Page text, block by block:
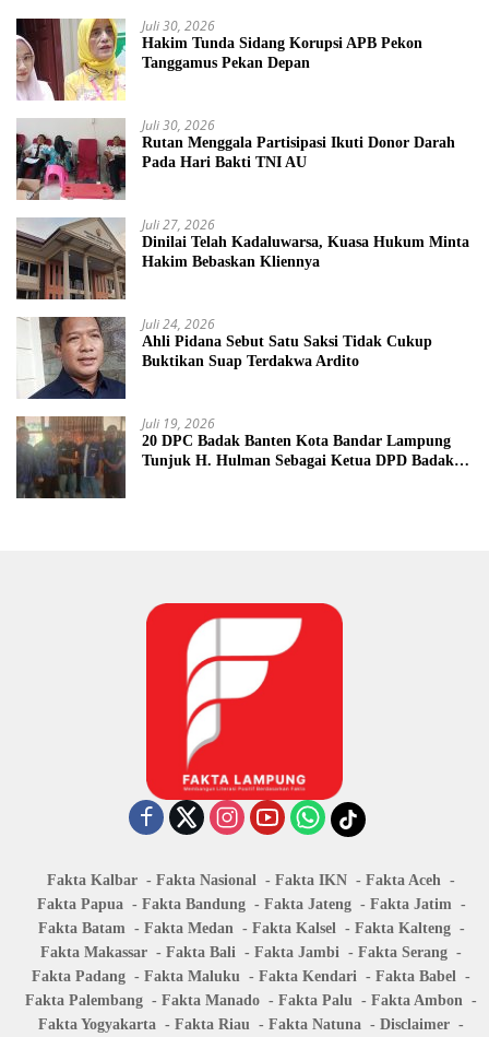
Juli 30, 2026
Hakim Tunda Sidang Korupsi APB Pekon
Tanggamus Pekan Depan
Juli 30, 2026
Rutan Menggala Partisipasi Ikuti Donor Darah
Pada Hari Bakti TNI AU
Juli 27, 2026
Dinilai Telah Kadaluwarsa, Kuasa Hukum Minta
Hakim Bebaskan Kliennya
Juli 24, 2026
Ahli Pidana Sebut Satu Saksi Tidak Cukup
Buktikan Suap Terdakwa Ardito
Juli 19, 2026
20 DPC Badak Banten Kota Bandar Lampung
Tunjuk H. Hulman Sebagai Ketua DPD Badak
Fakta Kalbar Fakta Nasional Fakta IKN
Fakta Aceh
Fakta Papua
Fakta Bandung Fakta Jateng
Fakta Jatim
Fakta Batam
Fakta Medan Fakta Kalsel
Fakta Kalteng
Fakta Makassar
Fakta Bali Fakta Jambi
Fakta Serang
Fakta Padang
Fakta Maluku Fakta Kendari
Fakta Babel
Fakta Palembang
Fakta Manado Fakta Palu
Fakta Ambon
Fakta Yogyakarta
Fakta Riau Fakta Natuna Disclaimer